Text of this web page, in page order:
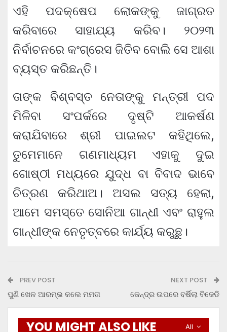
ଏହି ପଦକ୍ଷେପ ଲୋକଙ୍କୁ ଜାଗ୍ରତ
କରିବାରେ ସାହାଯ୍ୟ କରିବ। ୨୦୨୩
ନିର୍ବାଚନରେ କଂଗ୍ରେସ ଜିତିବ ବୋଲି ସେ ଆଶା
ବ୍ୟସ୍ତ କରିଛନ୍ତି।
ତାଙ୍କ ବିଶ୍ବସ୍ତ ନେତାଙ୍କୁ ମନ୍ତ୍ରୀ ପଦ
ମିଳିବା ସଂପର୍କରେ ଦୃଷ୍ଟି ଆକର୍ଷଣ
କରାଯିବାରେ ଶ୍ରୀ ପାଇଲଟ କହିଥିଲେ,
ତୁମେମାନେ ଗଣମାଧ୍ୟମ ଏହାକୁ ଦୁଇ
ଗୋଷ୍ଠୀ ମଧ୍ୟରେ ଯୁଦ୍ଧ ବା ବିବାଦ ଭାବେ
ଚିତ୍ରଣ କରିଥାଅ। ଅସଲ ସତ୍ୟ ହେଲା,
ଆମେ ସମସ୍ତେ ସୋନିଆ ଗାନ୍ଧୀ ଏବଂ ରାହୁଲ
ଗାନ୍ଧୀଙ୍କ ନେତୃତ୍ବରେ କାର୍ଯ୍ୟ କରୁଛୁ।
PREV POST
ପୁଣି ଖେଳ ଆରମ୍ଭ କଲେ ମମତା
NEXT POST
କେନ୍ଦ୍ର ଉପରେ ବର୍ଷିଲା ବିଜେଡି
All
YOU MIGHT ALSO LIKE